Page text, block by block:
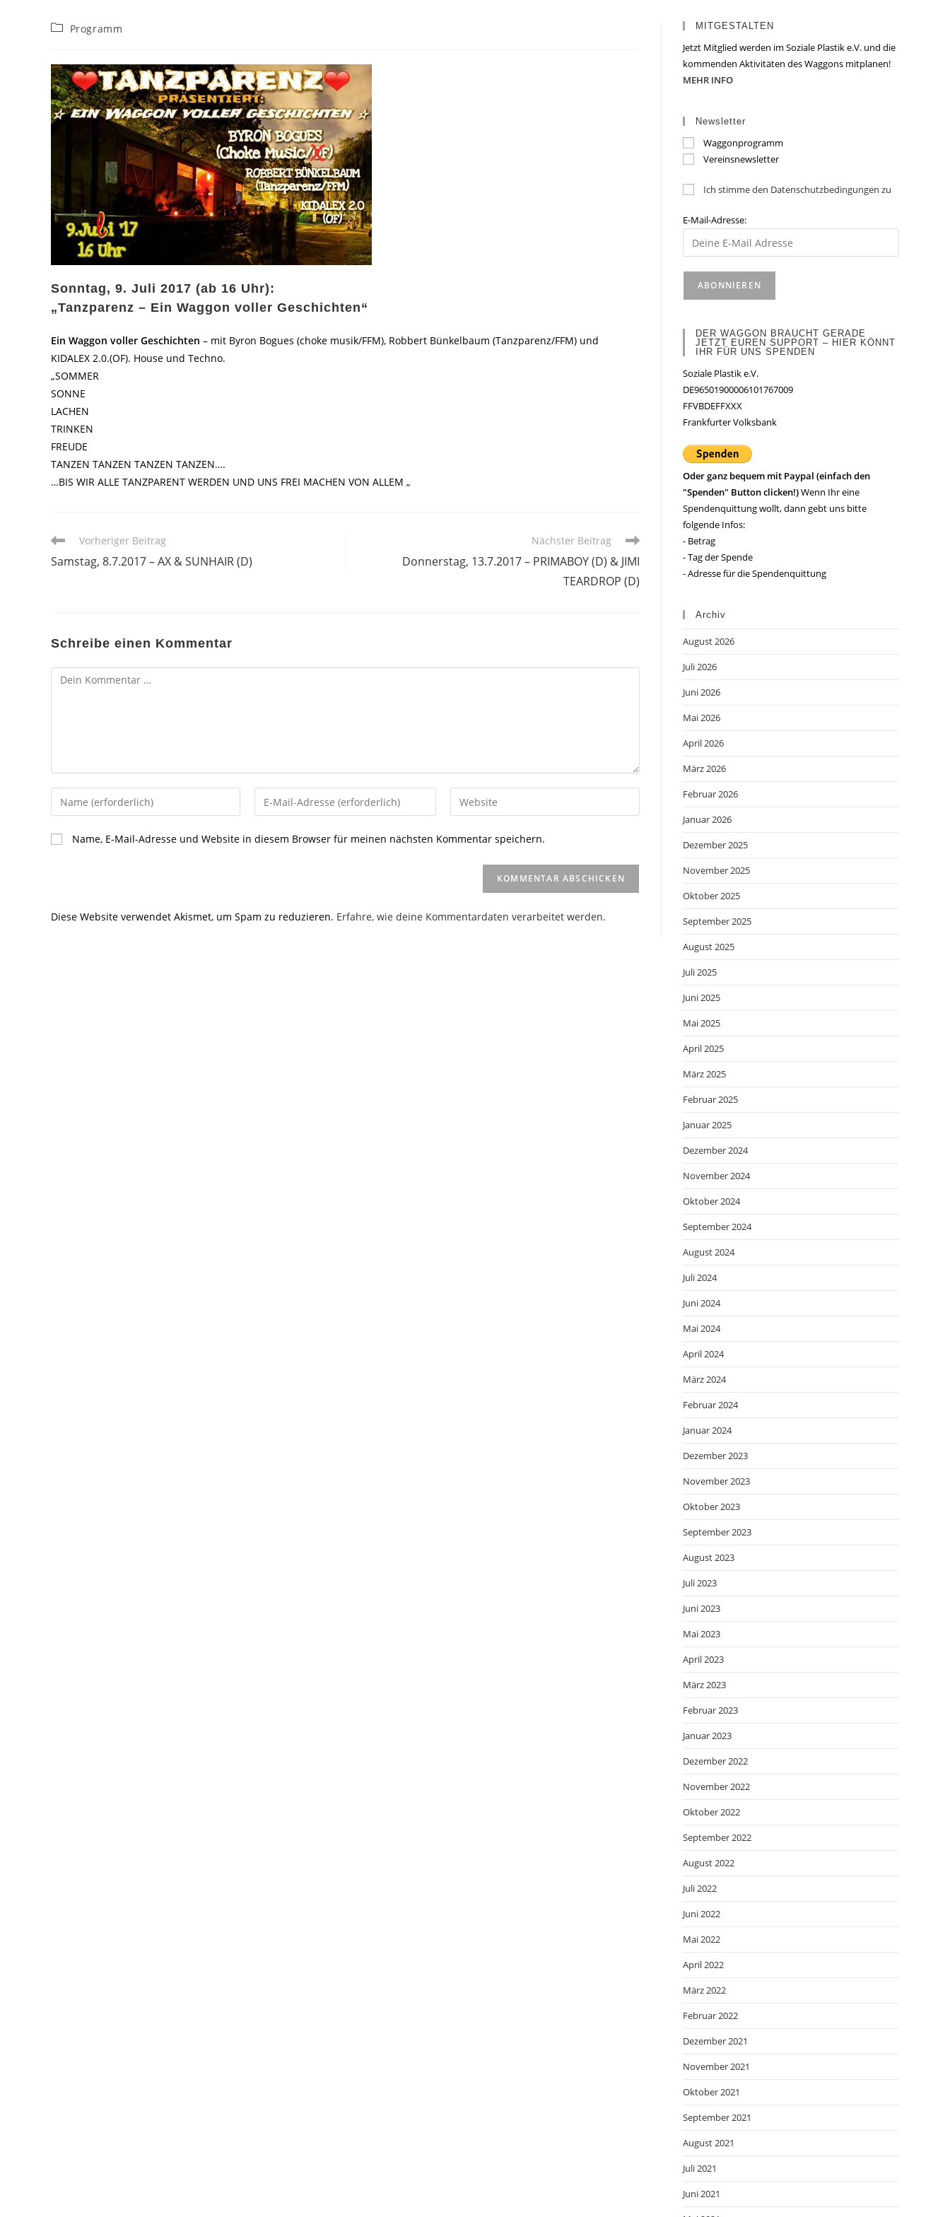
Beitrags-
Programm
Sonntag, 9. Juli 2017 (ab 16 Uhr):
„Tanzparenz – Ein Waggon voller Geschichten“
Ein Waggon voller Geschichten – mit Byron Bogues (choke musik/FFM), Robbert Bünkelbaum (Tanzparenz/FFM) und
KIDALEX 2.0.(OF). House und Techno.
„SOMMER
SONNE
LACHEN
TRINKEN
FREUDE
TANZEN TANZEN TANZEN TANZEN….
…BIS WIR ALLE TANZPARENT WERDEN UND UNS FREI MACHEN VON ALLEM „
Weitere
ansehen
Vorheriger Beitrag
Samstag, 8.7.2017 – AX & SUNHAIR (D)
Nächster Beitrag
Donnerstag, 13.7.2017 – PRIMABOY (D) & JIMI
TEARDROP (D)
Schreibe einen Kommentar
Kommentar
Gib
deinen
Namen
oder
ein
Gib
deine
ein
Gib
deine
Name, E-Mail-Adresse und Website in diesem Browser für meinen nächsten Kommentar speichern.
Diese Website verwendet Akismet, um Spam zu reduzieren. Erfahre, wie deine Kommentardaten verarbeitet werden.
MITGESTALTEN
Jetzt Mitglied werden im Soziale Plastik e.V. und die
kommenden Aktivitäten des Waggons mitplanen!
MEHR INFO
Newsletter
Waggonprogramm
Vereinsnewsletter
Ich stimme den Datenschutzbedingungen zu
E-Mail-Adresse:
DER WAGGON BRAUCHT GERADE
JETZT EUREN SUPPORT – HIER KÖNNT
IHR FÜR UNS SPENDEN
Soziale Plastik e.V.
DE96501900006101767009
FFVBDEFFXXX
Frankfurter Volksbank
Oder ganz bequem mit Paypal (einfach den
"Spenden" Button clicken!)Wenn Ihr eine
Spendenquittung wollt, dann gebt uns bitte
folgende Infos:
- Betrag
- Tag der Spende
- Adresse für die Spendenquittung
Archiv
August 2026
Juli 2026
Juni 2026
Mai 2026
April 2026
März 2026
Februar 2026
Januar 2026
Dezember 2025
November 2025
Oktober 2025
September 2025
August 2025
Juli 2025
Juni 2025
Mai 2025
April 2025
März 2025
Februar 2025
Januar 2025
Dezember 2024
November 2024
Oktober 2024
September 2024
August 2024
Juli 2024
Juni 2024
Mai 2024
April 2024
März 2024
Februar 2024
Januar 2024
Dezember 2023
November 2023
Oktober 2023
September 2023
August 2023
Juli 2023
Juni 2023
Mai 2023
April 2023
März 2023
Februar 2023
Januar 2023
Dezember 2022
November 2022
Oktober 2022
September 2022
August 2022
Juli 2022
Juni 2022
Mai 2022
April 2022
März 2022
Februar 2022
Dezember 2021
November 2021
Oktober 2021
September 2021
August 2021
Juli 2021
Juni 2021